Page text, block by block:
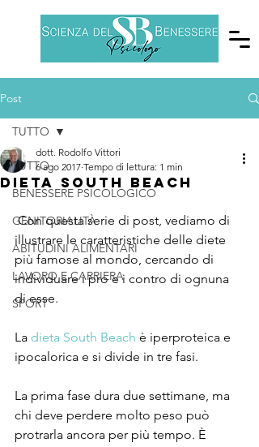
Post
TUTTO
BENESSERE PSICOLOGICO
GENITORIALITÀ
ABITUDINI ALIMENTARI
LAVORO E CARRIERA
SPORT
TUTTO
Dieta South Beach
dott. Rodolfo Vittori
6 ago 2017 Tempo di lettura: 1 min
Con questa serie di post, vediamo di
illustrare le caratteristiche delle diete
più famose al mondo, cercando di
individuare i pro e i contro di ognuna
di esse.
La dieta South Beach è iperproteica e
ipocalorica e si divide in tre fasi.
La prima fase dura due settimane, ma
chi deve perdere molto peso può
protrarla ancora per più tempo. È